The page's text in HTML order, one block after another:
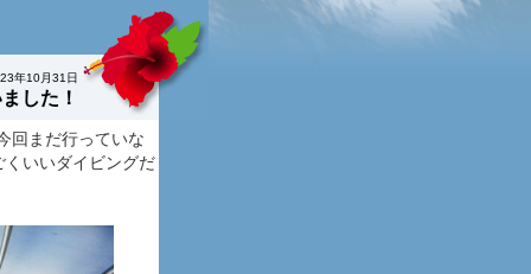
年10月31日
した！
回まだ行っていな
くいいダイビングだ